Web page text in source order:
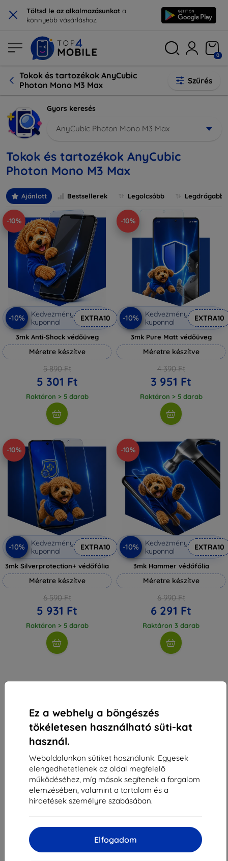
× Töltsd le az alkalmazásunkat a
könnyebb vásárláshoz.
Ez a webhely a böngészés
tökéletesen használható süti-kat
használ.
Weboldalunkon sütiket használunk. Egyesek
elengedhetetlenek az oldal megfelelő
működéséhez, míg mások segítenek a forgalom
elemzésében, valamint a tartalom és a
hirdetések személyre szabásában.
Elfogadom
0
Tokok és tartozékok AnyCubic
Photon Mono M3 Max
Szűrés
Gyors keresés
AnyCubic Photon Mono M3 Max
Tokok és tartozékok AnyCubic
Photon Mono M3 Max
Ajánlott Bestsellerek Legolcsóbb Legdrágabb
-10%
-10%
Kedvezmény
kuponnal
EXTRA10
3mk Anti-Shock védőüveg
Méretre készítve
5 890 Ft
5 301 Ft
Raktáron > 5 darab
-10%
-10%
Kedvezmény
kuponnal
EXTRA10
3mk Pure Matt védőüveg
Méretre készítve
4 390 Ft
3 951 Ft
Raktáron > 5 darab
-10%
-10%
Kedvezmény
kuponnal
EXTRA10
3mk Silverprotection+ védőfólia
Méretre készítve
6 590 Ft
5 931 Ft
Raktáron > 5 darab
-10%
-10%
Kedvezmény
kuponnal
EXTRA10
3mk Hammer védőfólia
Méretre készítve
6 990 Ft
6 291 Ft
Raktáron 3 darab
Shield-Sk s.r.o.
Rudolf Mocka utca 3750/2A
Cégjegyzékszám:
ÁFA-azonosító:
SK2023549671